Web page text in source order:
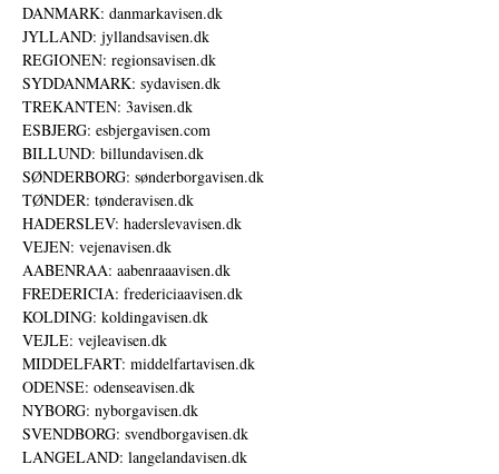
DANMARK: danmarkavisen.dk
JYLLAND: jyllandsavisen.dk
REGIONEN: regionsavisen.dk
SYDDANMARK: sydavisen.dk
TREKANTEN: 3avisen.dk
ESBJERG: esbjergavisen.com
BILLUND: billundavisen.dk
SØNDERBORG: sønderborgavisen.dk
TØNDER: tønderavisen.dk
HADERSLEV: haderslevavisen.dk
VEJEN: vejenavisen.dk
AABENRAA: aabenraaavisen.dk
FREDERICIA: fredericiaavisen.dk
KOLDING: koldingavisen.dk
VEJLE: vejleavisen.dk
MIDDELFART: middelfartavisen.dk
ODENSE: odenseavisen.dk
NYBORG: nyborgavisen.dk
SVENDBORG: svendborgavisen.dk
LANGELAND: langelandavisen.dk